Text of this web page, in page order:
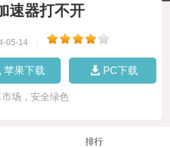
速器打不开
05-14
苹果下载 PC下载
市场，安全绿色
排行